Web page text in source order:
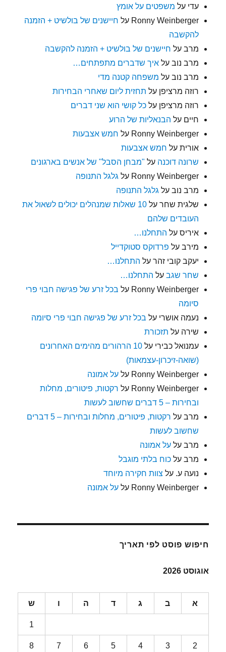
עדי על משפטים על אומץ
Ronny Weinberger על חיישנים של בולשיט + הזמנה
להקשבה
מרב על חיישנים של בולשיט + הזמנה להקשבה
מרב נוב עלאיך שדברים מתפתחים…
מרב נוב על משפחה קטנה מדי
רוזה מרציפן על תחזית ליום שאחרי הבחירות
רוזה מרציפן עלכל קושי הוא שני דברים
חיים על הבנאליות של הרוע
Ronny Weinberger על חמש אצבעות
אורית על חמש אצבעות
שרונה דוכנה על "מבחן הסבל" של אנשים בארגונים
Ronny Weinberger על גלגל התנופה
מרב נוב על גלגל התנופה
שלגית שחר על
10 שאלות שמנהלים יכולים לשאול את
העובדים שלהם
איריס על התחלנו…
מירב על פרדוקס סטוקדייל
יעקב קובי זהר על התחלנו…
שחר שגב על התחלנו…
Ronny Weinberger על בכל זרע של פגישה חבוי פרי
סיומה
נעמה אושרי על בכל זרע של פגישה חבוי פרי סיומה
שירה על תזכורת
עמנואל כבירי על
10 הרהורים מהימים האחרונים
(שואה-זיכרון-עצמאות)
Ronny Weinberger עלעל אמונה
Ronny Weinberger על רקטות, פיטורים, מחלות
ובחירות – 5 דברים שחשוב לעשות
מרב על
רקטות, פיטורים, מחלות ובחירות – 5 דברים
שחשוב לעשות
מרב עלעל אמונה
מרב עלכוח בלתי מוגבל
נועה ע. על צוות חקירה מיוחד
Ronny Weinberger עלעל אמונה
חיפוש פוסט לפי תאריך
אוגוסט 2026
א ב ג ד ה ו ש
1
2
3
4
5
6
7
8